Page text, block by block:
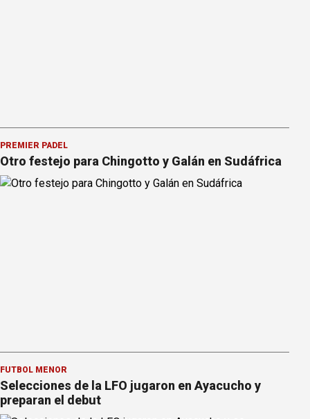
PREMIER PÁDEL
Otro festejo para Chingotto y Galán en Sudáfrica
FÚTBOL MENOR
Selecciones de la LFO jugaron en Ayacucho y
preparan el debut